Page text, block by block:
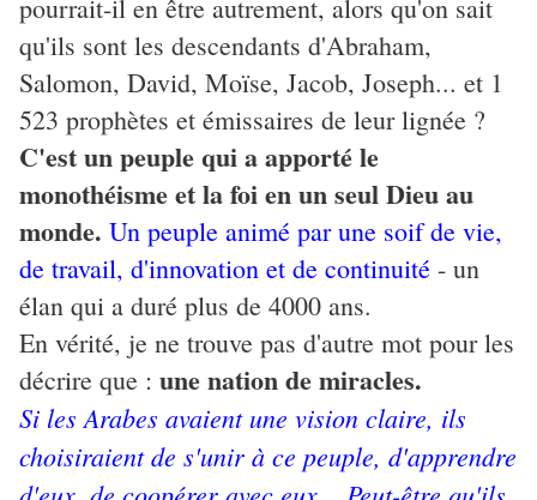
pourrait-il en être autrement, alors qu'on sait
qu'ils sont les descendants d'Abraham,
Salomon, David, Moïse, Jacob, Joseph... et 1
523 prophètes et émissaires de leur lignée ?
C'est un peuple qui a apporté le
monothéisme et la foi en un seul Dieu au
monde. Un peuple animé par une soif de vie,
de travail, d'innovation et de continuité - un
élan qui a duré plus de 4000 ans.
En vérité, je ne trouve pas d'autre mot pour les
décrire que : une nation de miracles.
Si les Arabes avaient une vision claire, ils
choisiraient de s'unir à ce peuple, d'apprendre